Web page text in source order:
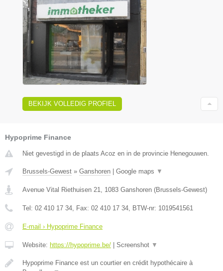
BEKIJK VOLLEDIG PROFIEL
Hypoprime Finance
Niet gevestigd in de plaats Acoz en in de provincie Henegouwen.
Brussels-Gewest » Ganshoren Google maps ▼
Avenue Vital Riethuisen 21 1083 Ganshoren (Brussels-Gewest)
Tel: 02 410 17 34 , Fax: 02 410 17 34 , BTW-nr: 1019541561
E-mail › Hypoprime Finance
Website: https://hypoprime.be/ Screenshot ▼
Hypoprime Finance est un courtier en crédit hypothécaire à